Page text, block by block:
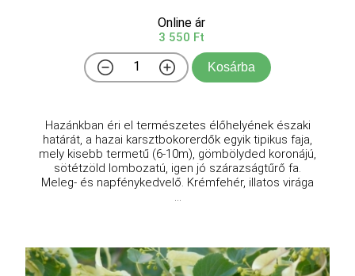
Online ár
3 550 Ft
Kosárba
Hazánkban éri el természetes élőhelyének északi
határát, a hazai karsztbokorerdők egyik tipikus faja,
mely kisebb termetű (6-10m), gömbölyded koronájú,
sötétzöld lombozatú, igen jó szárazságtűrő fa.
Meleg- és napfénykedvelő. Krémfehér, illatos virága
...